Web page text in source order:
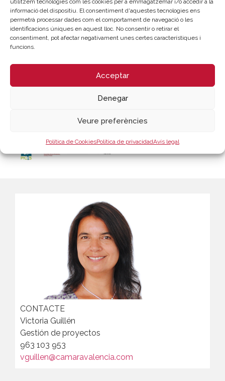
utilitzem tecnologies com les cookies per a emmagatzemar i/o accedir a la
informació del dispositiu. El consentiment d'aquestes tecnologies ens
permetrà processar dades com el comportament de navegació o les
identificacions úniques en aquest lloc. No consentir o retirar el
consentiment, pot afectar negativament unes certes característiques i
funcions.
Acceptar
Denegar
Veure preferències
Política de CookiesPolítica de privacidadAvís legal
LLOC DE CELEBRACIÓ
Inscripció Descarregar programa
CONTACTE
Victoria Guillén
Gestión de proyectos
963 103 953
vguillen@camaravalencia.com